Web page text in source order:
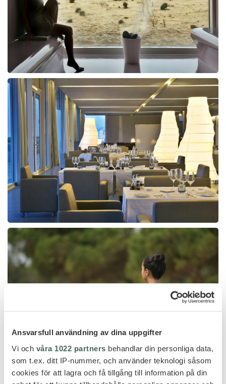
Ansvarsfull användning av dina uppgifter
Vi och våra 1022 partners behandlar din personliga data,
som t.ex. ditt IP-nummer, och använder teknologi såsom
cookies för att lagra och få tillgång till information på din